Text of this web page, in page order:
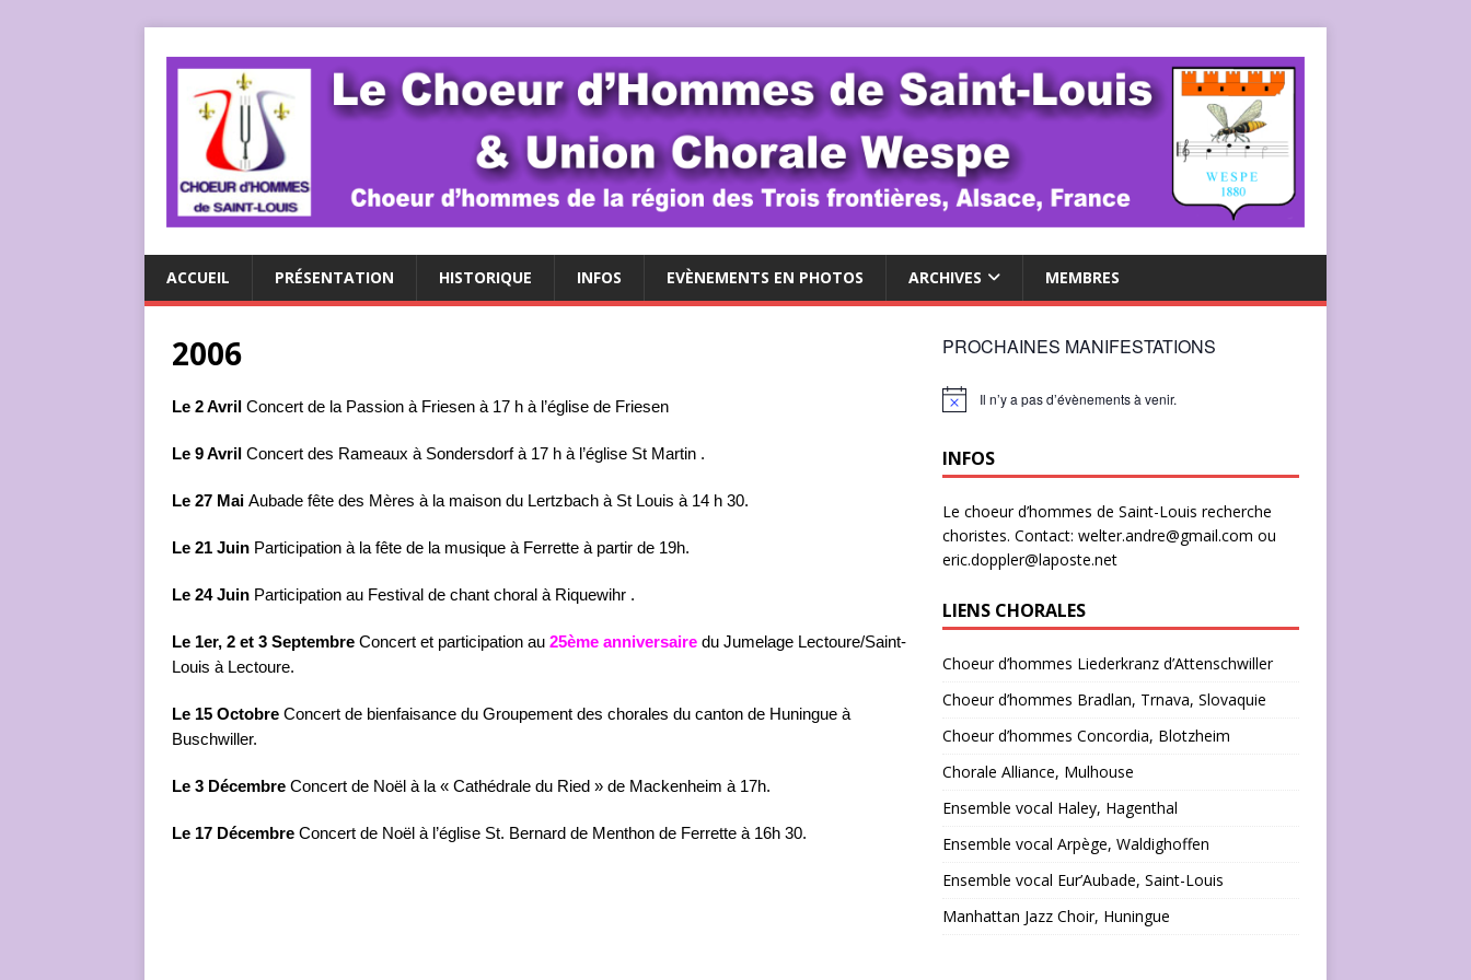
ACCUEIL PRÉSENTATION HISTORIQUE INFOS EVÈNEMENTS EN PHOTOS ARCHIVES MEMBRES
2006
Le 2 Avril Concert de la Passion à Friesen à 17 h à l’église de Friesen
Le 9 Avril Concert des Rameaux à Sondersdorf à 17 h à l’église St Martin .
Le 27 Mai Aubade fête des Mères à la maison du Lertzbach à St Louis à 14 h 30.
Le 21 Juin Participation à la fête de la musique à Ferrette à partir de 19h.
Le 24 Juin Participation au Festival de chant choral à Riquewihr .
Le 1er, 2 et 3 Septembre Concert et participation au 25ème anniversaire du Jumelage Lectoure/Saint-
Louis à Lectoure.
Le 15 Octobre Concert de bienfaisance du Groupement des chorales du canton de Huningue à
Buschwiller.
Le 3 Décembre Concert de Noël à la « Cathédrale du Ried » de Mackenheim à 17h.
Le 17 Décembre Concert de Noël à l’église St. Bernard de Menthon de Ferrette à 16h 30.
PROCHAINES MANIFESTATIONS
N
c
Il n’y a pas d’évènements à venir.
INFOS
Le choeur d’hommes de Saint-Louis recherche
choristes. Contact: welter.andre@gmail.com ou
eric.doppler@laposte.net
LIENS CHORALES
Choeur d’hommes Liederkranz d’Attenschwiller
Choeur d’hommes Bradlan, Trnava, Slovaquie
Choeur d’hommes Concordia, Blotzheim
Chorale Alliance, Mulhouse
Ensemble vocal Haley, Hagenthal
Ensemble vocal Arpège, Waldighoffen
Ensemble vocal Eur’Aubade, Saint-Louis
Manhattan Jazz Choir, Huningue